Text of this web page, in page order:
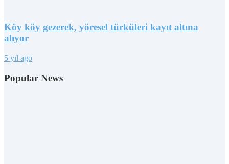
Köy köy gezerek, yöresel türküleri kayıt altına
alıyor
5 yıl ago
Popular News